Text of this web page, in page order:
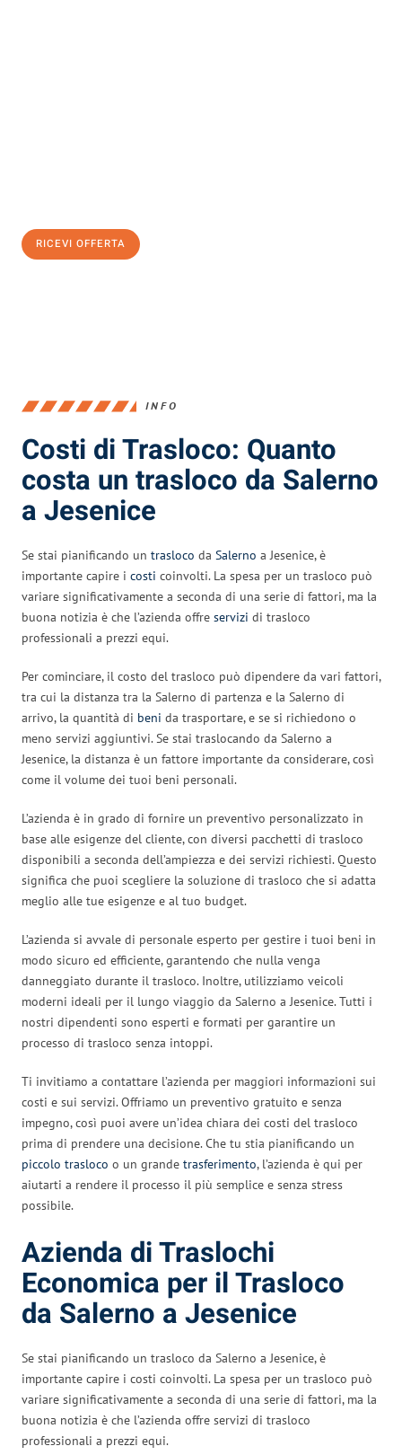
RICEVI OFFERTA
INFO
Costi di Trasloco: Quanto
costa un trasloco da Salerno
a Jesenice
Se stai pianificando un trasloco da Salerno a Jesenice, è
importante capire i costi coinvolti. La spesa per un trasloco può
variare significativamente a seconda di una serie di fattori, ma la
buona notizia è che l’azienda offre servizi di trasloco
professionali a prezzi equi.
Per cominciare, il costo del trasloco può dipendere da vari fattori,
tra cui la distanza tra la Salerno di partenza e la Salerno di
arrivo, la quantità di beni da trasportare, e se si richiedono o
meno servizi aggiuntivi. Se stai traslocando da Salerno a
Jesenice, la distanza è un fattore importante da considerare, così
come il volume dei tuoi beni personali.
L’azienda è in grado di fornire un preventivo personalizzato in
base alle esigenze del cliente, con diversi pacchetti di trasloco
disponibili a seconda dell’ampiezza e dei servizi richiesti. Questo
significa che puoi scegliere la soluzione di trasloco che si adatta
meglio alle tue esigenze e al tuo budget.
L’azienda si avvale di personale esperto per gestire i tuoi beni in
modo sicuro ed efficiente, garantendo che nulla venga
danneggiato durante il trasloco. Inoltre, utilizziamo veicoli
moderni ideali per il lungo viaggio da Salerno a Jesenice. Tutti i
nostri dipendenti sono esperti e formati per garantire un
processo di trasloco senza intoppi.
Ti invitiamo a contattare l’azienda per maggiori informazioni sui
costi e sui servizi. Offriamo un preventivo gratuito e senza
impegno, così puoi avere un’idea chiara dei costi del trasloco
prima di prendere una decisione. Che tu stia pianificando un
piccolo trasloco o un grande trasferimento, l’azienda è qui per
aiutarti a rendere il processo il più semplice e senza stress
possibile.
Azienda di Traslochi
Economica per il Trasloco
da Salerno a Jesenice
Se stai pianificando un trasloco da Salerno a Jesenice, è
importante capire i costi coinvolti. La spesa per un trasloco può
variare significativamente a seconda di una serie di fattori, ma la
buona notizia è che l’azienda offre servizi di trasloco
professionali a prezzi equi.